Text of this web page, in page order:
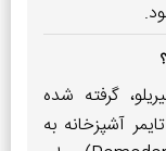
گرفته شده
آشپزخانه به